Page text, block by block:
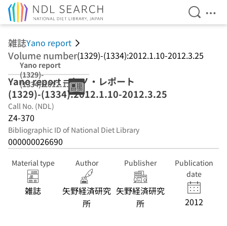
Open
雑誌Yano report
Volume number(1329)-(1334):2012.1.10-2012.3.25
Yano report
(1329)-
(1334):2012.1.10
-2012.3.25
Yano report = ヤノ・レポート
(1329)-(1334):2012.1.10-2012.3.25
Call No. (NDL)
Z4-370
Bibliographic ID of National Diet Library
000000026690
Material type
雑誌
Author
矢野経済研究
所
Publisher
矢野経済研究
所
Publication
date
2012